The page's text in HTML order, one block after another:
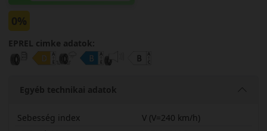
0%
EPREL cimke adatok:
Egyéb technikai adatok
Sebesség index
V (V=240 km/h)